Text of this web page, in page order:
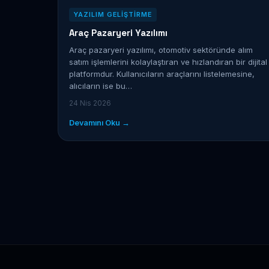
YAZILIM GELIŞTIRME
Araç Pazaryeri Yazılımı
Araç pazaryeri yazılımı, otomotiv sektöründe alım
satım işlemlerini kolaylaştıran ve hızlandıran bir dijital
platformdur. Kullanıcıların araçlarını listelemesine,
alıcıların ise bu…
24 Nis 2026
Devamını Oku →